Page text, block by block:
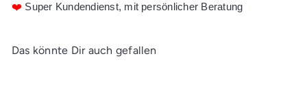
❤️ Super Kundendienst, mit persönlicher Beratung
Das könnte Dir auch gefallen